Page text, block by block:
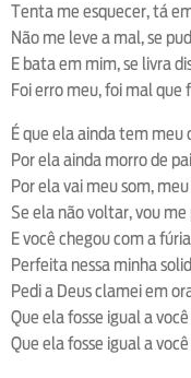
Tenta me esquecer, tá
Não me leve a mal, se
E bata em mim, se livra
Foi erro meu, foi mal que
É que ela ainda tem meu
Por ela ainda morro de
Por ela vai meu som,
Se ela não voltar, vou
E você chegou com a
Perfeita nessa minha
Pedi a Deus clamei em
Que ela fosse igual a você
Que ela fosse igual a você